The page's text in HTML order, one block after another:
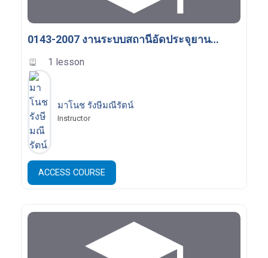
0143-2007 งานระบบสถานีอัดประจุยานยนต์ไฟฟ้า Charging System for Electric Vehicle
1 lesson
มาโนช รังษีมณีรัตน์
Instructor
ACCESS COURSE